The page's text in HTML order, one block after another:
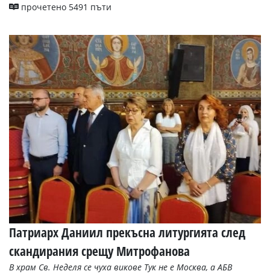
прочетено 5491 пъти
Патриарх Даниил прекъсна литургията след
скандирания срещу Митрофанова
В храм Св. Неделя се чуха викове Тук не е Москва, а АБВ